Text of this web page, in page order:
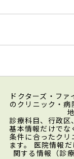
ドクターズ・フ
のクリニック・
診療科目、行政区
基本情報だけでな
条件に合ったクリ
ます。 医院情報
関する情報（診